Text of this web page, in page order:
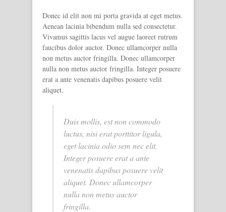
Donec id elit non mi porta gravida at eget metus.
Aenean lacinia bibendum nulla sed consectetur.
Vivamus sagittis lacus vel augue laoreet rutrum
faucibus dolor auctor. Donec ullamcorper nulla
non metus auctor fringilla. Donec ullamcorper
nulla non metus auctor fringilla. Integer posuere
erat a ante venenatis dapibus posuere velit
aliquet.
Duis mollis, est non commodo
luctus, nisi erat porttitor ligula,
eget lacinia odio sem nec elit.
Integer posuere erat a ante
venenatis dapibus posuere velit
aliquet. Donec ullamcorper
nulla non metus auctor
fringilla.